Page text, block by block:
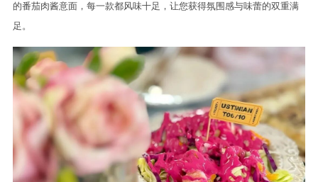
的番茄肉酱意面，每一款都风味十足，让您获得氛围感与味蕾的双重满
足。